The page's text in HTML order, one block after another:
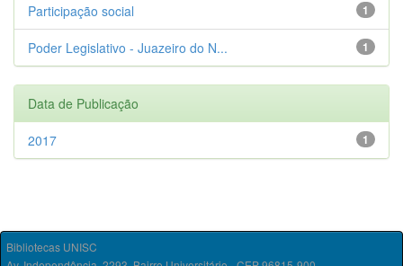
1
Participação social
1
Poder Legislativo - Juazeiro do N...
Data de Publicação
1
2017
Bibliotecas UNISC